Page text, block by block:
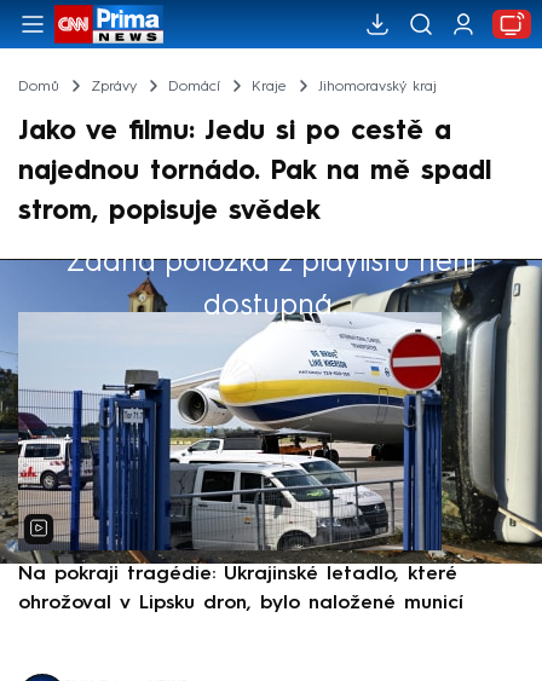
Domů Zprávy Domácí Kraje Jihomoravský kraj
Jako ve filmu: Jedu si po cestě a
najednou tornádo. Pak na mě spadl
strom, popisuje svědek
Žádná položka z playlistu není
dostupná.
Výběr redakce
Na pokraji tragédie: Ukrajinské letadlo, které
ohrožoval v Lipsku dron, bylo naložené municí